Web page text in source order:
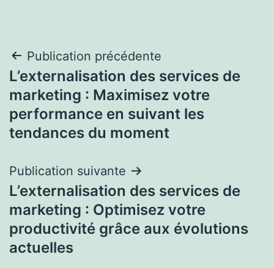
Navigation
de
l’article
Publication précédente
L’externalisation des services de
marketing : Maximisez votre
performance en suivant les
tendances du moment
Publication suivante
L’externalisation des services de
marketing : Optimisez votre
productivité grâce aux évolutions
actuelles